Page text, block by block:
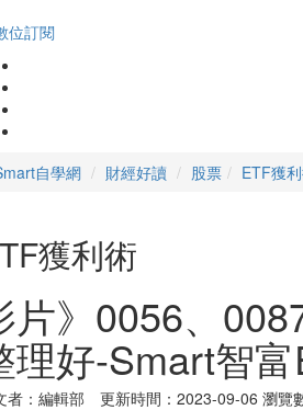
位訂閱
自學網 財經好讀 股票 ETF獲
獲利術
片》0056、
理好-Smart智
者：編輯部 更新時間：2023-09-06 瀏覽